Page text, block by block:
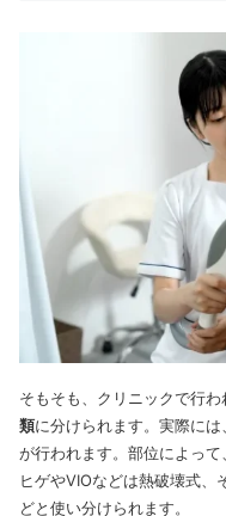
そもそも、クリニックで行わ
類に分けられます。実際に
が行われます。部位によっ
ヒゲやVIOなどは熱破壊式、
どと使い分けられます。